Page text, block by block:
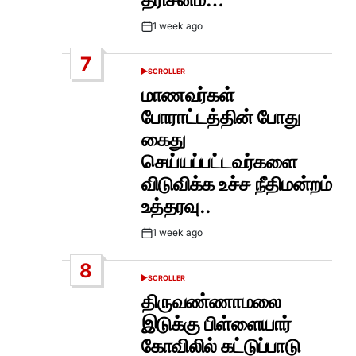
Post1 week ago
7
POSTED
SCROLLER
மாணவர்கள்
போராட்டத்தின் போது
கைது
செய்யப்பட்டவர்களை
விடுவிக்க உச்ச நீதிமன்றம்
உத்தரவு..
Post1 week ago
8
POSTED
SCROLLER
திருவண்ணாமலை
இடுக்கு பிள்ளையார்
கோவிலில் கட்டுப்பாடு